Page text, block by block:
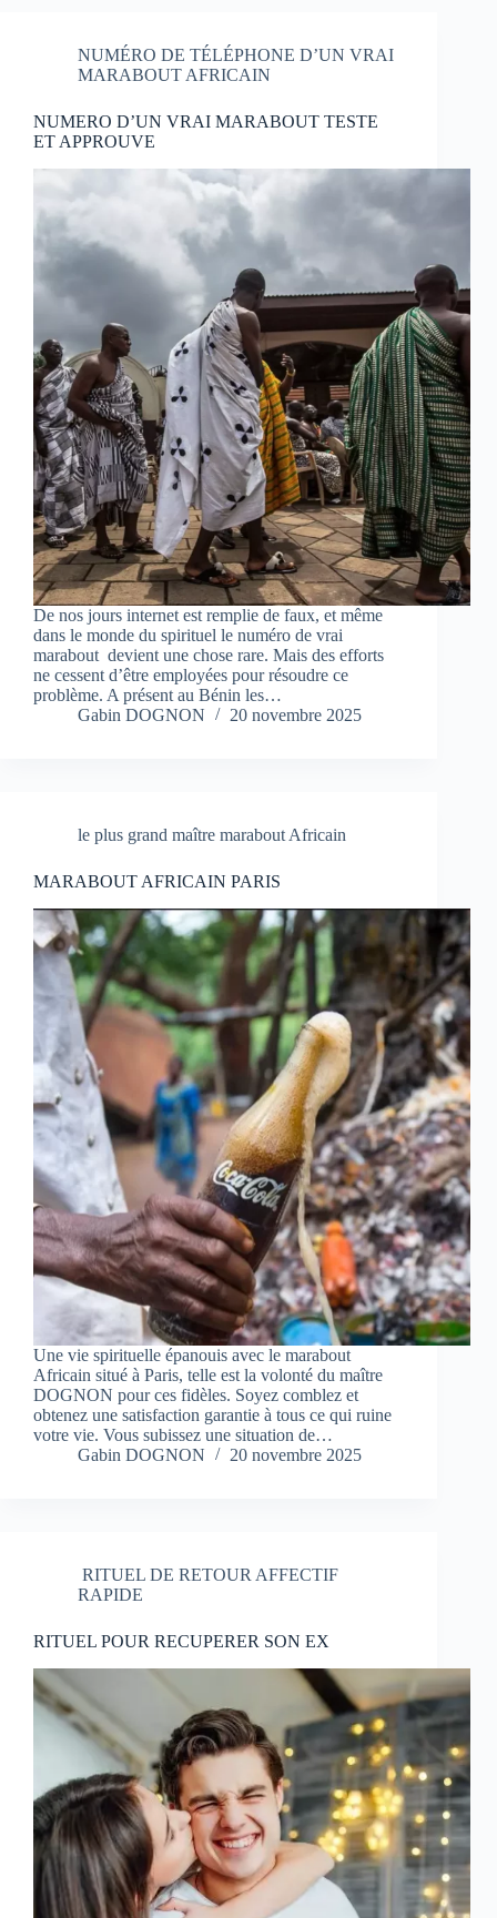
NUMÉRO DE TÉLÉPHONE D’UN VRAI
MARABOUT AFRICAIN
NUMERO D’UN VRAI MARABOUT TESTE
ET APPROUVE
De nos jours internet est remplie de faux, et même
dans le monde du spirituel le numéro de vrai
marabout devient une chose rare. Mais des efforts
ne cessent d’être employées pour résoudre ce
problème. A présent au Bénin les…
Gabin DOGNON
20 novembre 2025
le plus grand maître marabout Africain
MARABOUT AFRICAIN PARIS
Une vie spirituelle épanouis avec le marabout
Africain situé à Paris, telle est la volonté du maître
DOGNON pour ces fidèles. Soyez comblez et
obtenez une satisfaction garantie à tous ce qui ruine
votre vie. Vous subissez une situation de…
Gabin DOGNON
20 novembre 2025
RITUEL DE RETOUR AFFECTIF
RAPIDE
RITUEL POUR RECUPERER SON EX